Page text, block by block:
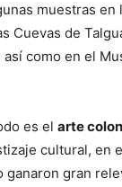
muestras en
Cuevas de
así como en el
es el arte
cultural, en
ganaron gran